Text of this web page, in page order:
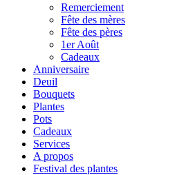
Remerciement
Fête des mères
Fête des pères
1er Août
Cadeaux
Anniversaire
Deuil
Bouquets
Plantes
Pots
Cadeaux
Services
A propos
Festival des plantes